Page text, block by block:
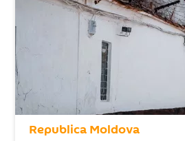
Republica Moldova